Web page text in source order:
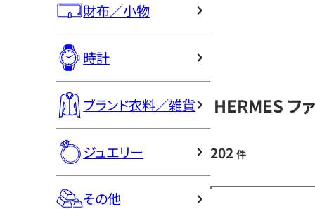
財布／小物
時計
ブランド衣料／雑貨
ジュエリー
その他
HERMES フ
202 件